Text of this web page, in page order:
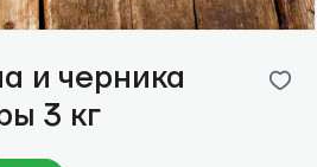
и черника
3 кг